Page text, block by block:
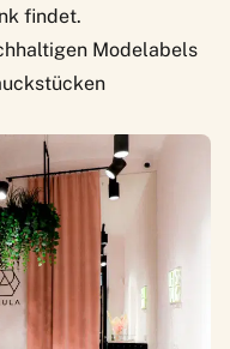
findet.
Modelabels